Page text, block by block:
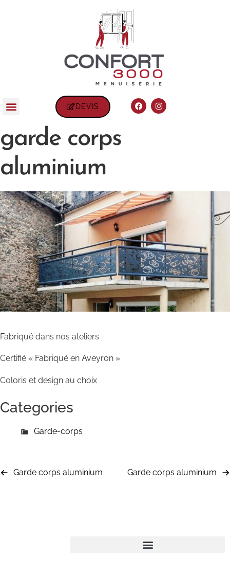
DEVIS
garde corps
aluminium
Fabriqué dans nos ateliers
Certifié « Fabriqué en Aveyron »
Coloris et design au choix
Categories
Garde-corps
Garde corps aluminium Garde corps aluminium